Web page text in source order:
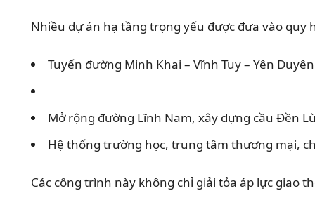
Nhiều dự án hạ tầng trọng yếu được đưa vào quy
Tuyến đường Minh Khai – Vĩnh Tuy – Yên
Mở rộng đường Lĩnh Nam, xây dựng cầu Đền
Hệ thống trường học, trung tâm thương mại,
Các công trình này không chỉ giải tỏa áp lực giao